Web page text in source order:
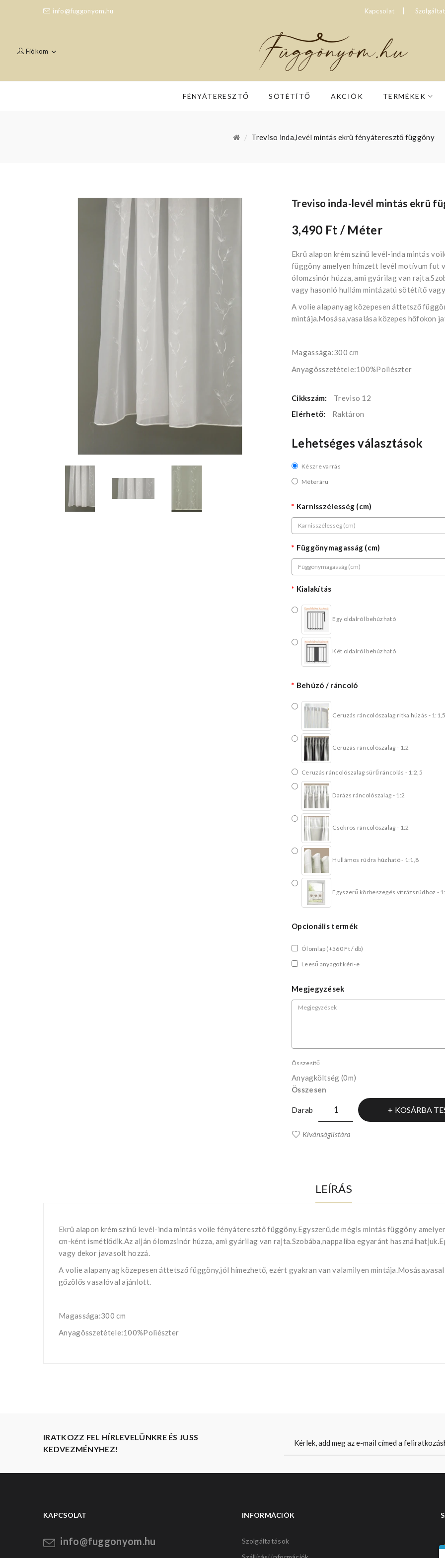
info@fuggonyom.hu Kapcsolat
Fiókom
FÉNYÁTERESZTŐ SÖTÉTÍTŐ AKCIÓK TERMÉKEK
Treviso inda,levél mintás ekrü fényáteresztő függöny
Treviso inda-levél mintás ekrü
3,490 Ft / Méter
Ekrü alapon krém színű levél-inda mintás
függöny amelyen hímzett levél motívum fut
ólomzsinór húzza, ami gyárilag van
vagy hasonló hullám mintázatú sötétítő
A volie alapanyag közepesen áttetsző
mintája.Mosása,vasalása közepes hőfokon
Magassága:300 cm
Anyagösszetétele:100%Poliészter
Cikkszám:
Treviso 12
Elérhető:
Raktáron
Lehetséges választások
Készre varrás
Méteráru
Karnisszélesség (cm)
Függönymagasság (cm)
Kialakítás
Egy oldalról behúzható
Két oldalról behúzható
Behúzó / ráncoló
Ceruzás ráncolószalag ritka húzás - 1:1,5
Ceruzás ráncolószalag - 1:2
Ceruzás ráncolószalag sürű ráncolás - 1:2,5
Darázs ráncolószalag - 1:2
Csokros ráncolószalag - 1:2
Hullámos rúdra húzható - 1:1,8
Egyszerű körbeszegés vitrázsrúdhoz -
Opcionális termék
Ólomlap (+560 Ft / db)
Leeső anyagot kéri-e
Megjegyzések
Összesítő
Anyagköltség (0m)
Összesen
Darab KOSÁRBA
Kívánságlistára
LEÍRÁS
Ekrü alapon krém színű levél-inda mintás voile fényáteresztő függöny.Egyszerű,de mégis mintás függöny
cm-ként ismétlődik.Az alján ólomzsinór húzza, ami gyárilag van rajta.Szobába,nappaliba egyaránt
vagy dekor javasolt hozzá.
A volie alapanyag közepesen áttetsző függöny,jól hímezhető, ezért gyakran van valamilyen
gőzölős vasalóval ajánlott.
Magassága:300 cm
Anyagösszetétele:100%Poliészter
IRATKOZZ FEL HÍRLEVELÜNKRE ÉS JUSS
KEDVEZMÉNYHEZ!
KAPCSOLAT
info@fuggonyom.hu
INFORMÁCIÓK
Szolgáltatások